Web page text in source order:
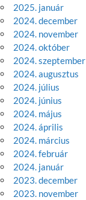
2025. január
2024. december
2024. november
2024. október
2024. szeptember
2024. augusztus
2024. július
2024. június
2024. május
2024. április
2024. március
2024. február
2024. január
2023. december
2023. november